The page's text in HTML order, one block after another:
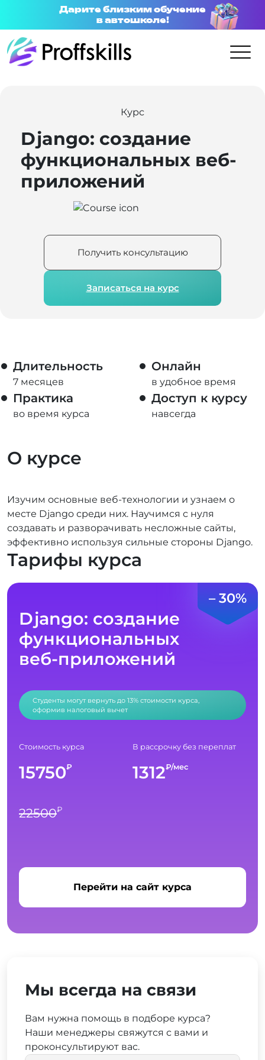
Дарите близким обучение
в автошколе!
Курс
Django: создание
функциональных веб-
приложений
Записаться на курс
Получить консультацию
Длительность
7 месяцев
Онлайн
в удобное время
Практика
во время курса
Доступ к курсу
навсегда
О курсе
Изучим основные веб-технологии и узнаем о
месте Django среди них. Научимся с нуля
создавать и разворачивать несложные сайты,
эффективно используя сильные стороны Django.
Тарифы курса
– 30%
Django: создание
функциональных
веб-приложений
Студенты могут вернуть до 13% стоимости курса,
оформив налоговый вычет
Стоимость курса
15750₽
22500₽
В рассрочку без переплат
1312₽/мес
Перейти на сайт курса
Мы всегда на связи
Вам нужна помощь в подборе курса?
Наши менеджеры свяжутся с вами и
проконсультируют вас.